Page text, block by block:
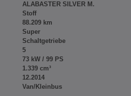
ALABASTER SILVER M.
Stoff
88.209 km
Super
Schaltgetriebe
5
73 kW / 99 PS
1.339 cm³
12.2014
Van/Kleinbus